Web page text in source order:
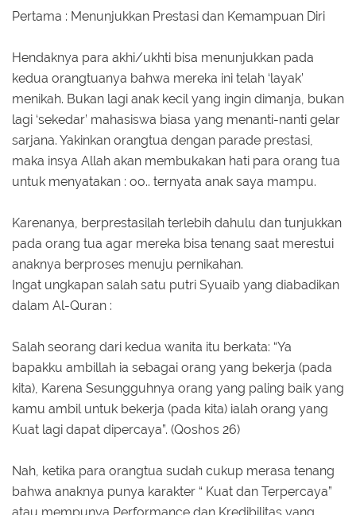
Pertama : Menunjukkan Prestasi dan Kemampuan Diri
Hendaknya para akhi/ukhti bisa menunjukkan pada
kedua orangtuanya bahwa mereka ini telah ‘layak’
menikah. Bukan lagi anak kecil yang ingin dimanja, bukan
lagi ‘sekedar’ mahasiswa biasa yang menanti-nanti gelar
sarjana. Yakinkan orangtua dengan parade prestasi,
maka insya Allah akan membukakan hati para orang tua
untuk menyatakan : oo.. ternyata anak saya mampu.
Karenanya, berprestasilah terlebih dahulu dan tunjukkan
pada orang tua agar mereka bisa tenang saat merestui
anaknya berproses menuju pernikahan.
Ingat ungkapan salah satu putri Syuaib yang diabadikan
dalam Al-Quran :
Salah seorang dari kedua wanita itu berkata: “Ya
bapakku ambillah ia sebagai orang yang bekerja (pada
kita), Karena Sesungguhnya orang yang paling baik yang
kamu ambil untuk bekerja (pada kita) ialah orang yang
Kuat lagi dapat dipercaya”. (Qoshos 26)
Nah, ketika para orangtua sudah cukup merasa tenang
bahwa anaknya punya karakter “ Kuat dan Terpercaya”